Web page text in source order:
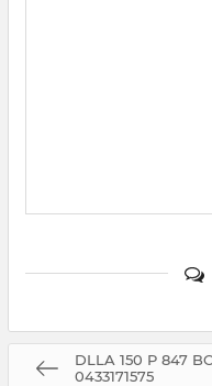
DLLA 150 P 847
0433171575